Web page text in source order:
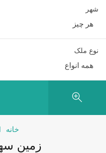
شهر
هر چیز
نوع ملک
همه انواع
خانه
زمین